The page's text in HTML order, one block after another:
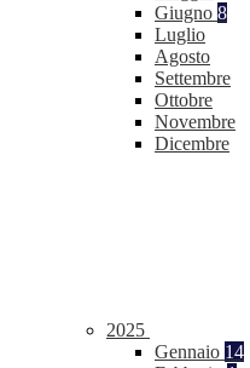
Giugno 8
Luglio
Agosto
Settembre
Ottobre
Novembre
Dicembre
2025
Gennaio 14